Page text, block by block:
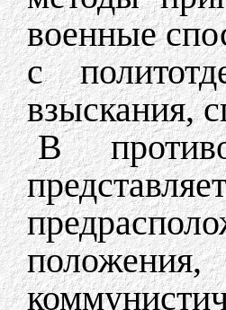
военные
с
взыскания,
В